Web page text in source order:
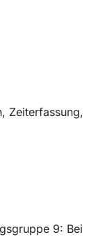
Zeiterfassung,
9: Bei